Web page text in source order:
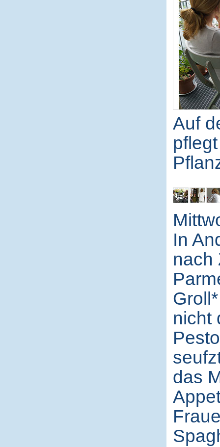
Auf
In
nach
nicht
das